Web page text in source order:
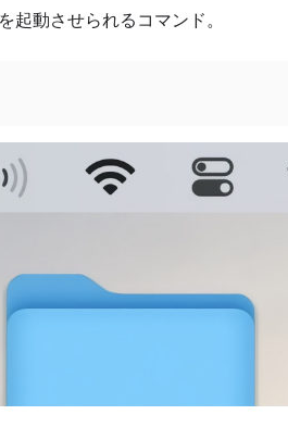
動させられるコマンド。